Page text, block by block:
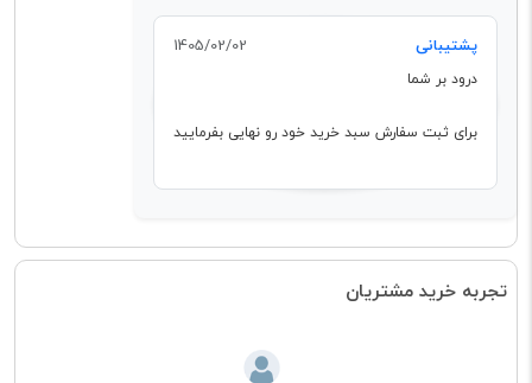
پشتیبانی 1405/02/02
درود بر شما
برای ثبت سفارش سبد خرید خود رو نهایی بفرمایید
تجربه خرید مشتریان